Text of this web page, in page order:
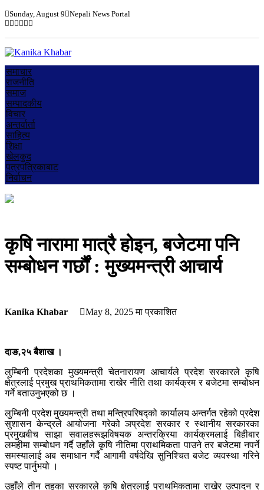
Sunday, August 9 Nepali News Portal
समाचार
राजनीति
समाज
सम्पादकीय
विचार
अन्तर्वार्ता
साहित्य
शिक्षा
खेलकुद
पत्रपत्रिकाबाट
निर्वाचन
कृषि नारामा मात्रै होइन, बजेटमा पनि
सम्बोधन गर्छौं : मुख्यमन्त्री आचार्य
Kanika Khabar May 8, 2025मा प्रकाशित
दाङ,२५ बैशाख ।
लुम्बिनी प्रदेशका मुख्यमन्त्री चेतनारायण आचार्यले प्रदेश सरकारले कृषि
क्षेत्रलाई प्रमुख प्राथमिकतामा राखेर नीति तथा कार्यक्रम र बजेटमा सम्बोधन
गर्ने बताउनुभएको छ ।
लुम्बिनी प्रदेश मुख्यमन्त्री तथा मन्त्रिपरिषद्को कार्यालय अन्तर्गत रहेको प्रदेश
सुशासन केन्द्रले आयोजना गरेको ञप्रदेश सरकार र स्थानीय सरकारका
प्रमुखबीच साझा सवालहरूझविषयक अन्तरक्रिया कार्यक्रमलाई बिहीबार
लमहीमा सम्बोधन गर्दै उहाँले कृषि नीतिमा प्राथमिकता पाउने तर बजेटमा नपर्ने
समस्यालाई अब समाधान गर्दै आगामी वर्षदेखि सुनिश्चित बजेट व्यवस्था गरिने
स्पष्ट पार्नुभयो ।
उहाँले तीन तहका सरकारले कृषि क्षेत्रलाई प्राथमिकतामा राखेर उत्पादन र